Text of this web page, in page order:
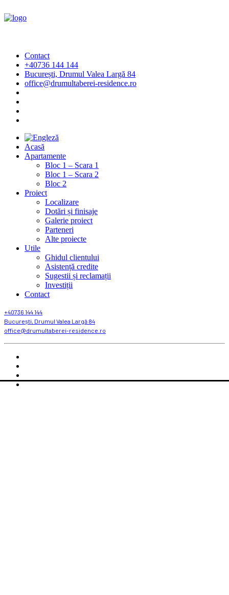
Contact
+40736 144 144
București, Drumul Valea Largă 84
office@drumultaberei-residence.ro
Acasă
Apartamente
Bloc 1 – Scara 1
Bloc 1 – Scara 2
Bloc 2
Proiect
Localizare
Dotări și finisaje
Galerie proiect
Parteneri
Alte proiecte
Utile
Ghidul clientului
Asistență credite
Sugestii și reclamații
Investiții
Contact
+40736 144 144
București, Drumul Valea Largă 84
office@drumultaberei-residence.ro